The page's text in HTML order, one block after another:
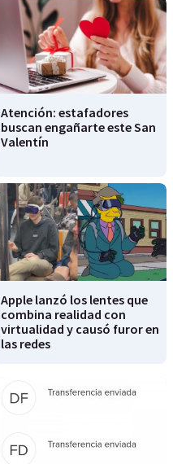
Atención: estafadores
buscan engañarte este San
Valentín
Apple lanzó los lentes que
combina realidad con
virtualidad y causó furor en
las redes